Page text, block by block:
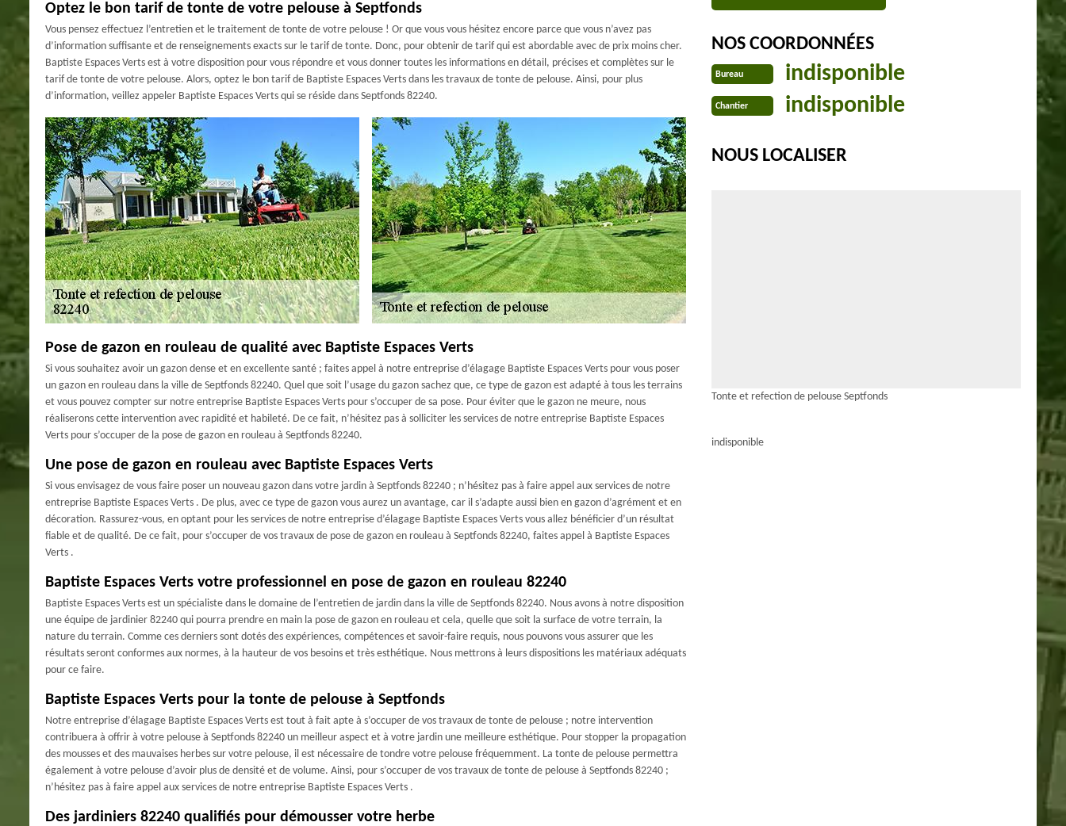
Optez le bon tarif de tonte de votre pelouse à Septfonds
Vous pensez effectuez l’entretien et le traitement de tonte de votre pelouse ! Or que vous vous hésitez encore parce que vous n’avez pas
d’information suffisante et de renseignements exacts sur le tarif de tonte. Donc, pour obtenir de tarif qui est abordable avec de prix moins cher.
Baptiste Espaces Verts est à votre disposition pour vous répondre et vous donner toutes les informations en détail, précises et complètes sur le
tarif de tonte de votre pelouse. Alors, optez le bon tarif de Baptiste Espaces Verts dans les travaux de tonte de pelouse. Ainsi, pour plus
d’information, veillez appeler Baptiste Espaces Verts qui se réside dans Septfonds 82240.
Pose de gazon en rouleau de qualité avec Baptiste Espaces Verts
Si vous souhaitez avoir un gazon dense et en excellente santé ; faites appel à notre entreprise d’élagage Baptiste Espaces Verts pour vous poser
un gazon en rouleau dans la ville de Septfonds 82240. Quel que soit l’usage du gazon sachez que, ce type de gazon est adapté à tous les terrains
et vous pouvez compter sur notre entreprise Baptiste Espaces Verts pour s’occuper de sa pose. Pour éviter que le gazon ne meure, nous
réaliserons cette intervention avec rapidité et habileté. De ce fait, n’hésitez pas à solliciter les services de notre entreprise Baptiste Espaces
Verts pour s’occuper de la pose de gazon en rouleau à Septfonds 82240.
Une pose de gazon en rouleau avec Baptiste Espaces Verts
Si vous envisagez de vous faire poser un nouveau gazon dans votre jardin à Septfonds 82240 ; n’hésitez pas à faire appel aux services de notre
entreprise Baptiste Espaces Verts . De plus, avec ce type de gazon vous aurez un avantage, car il s’adapte aussi bien en gazon d’agrément et en
décoration. Rassurez-vous, en optant pour les services de notre entreprise d’élagage Baptiste Espaces Verts vous allez bénéficier d’un résultat
fiable et de qualité. De ce fait, pour s’occuper de vos travaux de pose de gazon en rouleau à Septfonds 82240, faites appel à Baptiste Espaces
Verts .
Baptiste Espaces Verts votre professionnel en pose de gazon en rouleau 82240
Baptiste Espaces Verts est un spécialiste dans le domaine de l’entretien de jardin dans la ville de Septfonds 82240. Nous avons à notre disposition
une équipe de jardinier 82240 qui pourra prendre en main la pose de gazon en rouleau et cela, quelle que soit la surface de votre terrain, la
nature du terrain. Comme ces derniers sont dotés des expériences, compétences et savoir-faire requis, nous pouvons vous assurer que les
résultats seront conformes aux normes, à la hauteur de vos besoins et très esthétique. Nous mettrons à leurs dispositions les matériaux adéquats
pour ce faire.
Baptiste Espaces Verts pour la tonte de pelouse à Septfonds
Notre entreprise d’élagage Baptiste Espaces Verts est tout à fait apte à s’occuper de vos travaux de tonte de pelouse ; notre intervention
contribuera à offrir à votre pelouse à Septfonds 82240 un meilleur aspect et à votre jardin une meilleure esthétique. Pour stopper la propagation
des mousses et des mauvaises herbes sur votre pelouse, il est nécessaire de tondre votre pelouse fréquemment. La tonte de pelouse permettra
également à votre pelouse d’avoir plus de densité et de volume. Ainsi, pour s’occuper de vos travaux de tonte de pelouse à Septfonds 82240 ;
n’hésitez pas à faire appel aux services de notre entreprise Baptiste Espaces Verts .
Des jardiniers 82240 qualifiés pour démousser votre herbe
NOS COORDONNÉES
Bureau indisponible
Chantier indisponible
NOUS LOCALISER
Tonte et refection de pelouse Septfonds
indisponible